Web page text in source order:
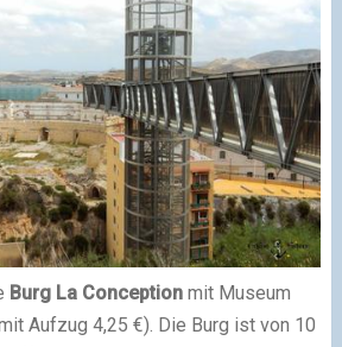
Burg La Conceptionmit Museum
Aufzug 4,25 €). Die Burg ist von 10